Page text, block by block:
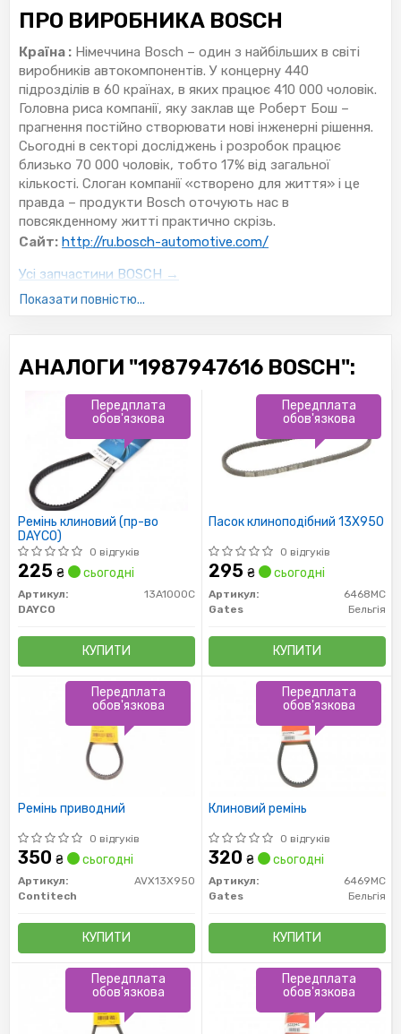
ПРО ВИРОБНИКА BOSCH
Країна : Німеччина Bosch – один з найбільших в світі
виробників автокомпонентів. У концерну 440
підрозділів в 60 країнах, в яких працює 410 000 чоловік.
Головна риса компанії, яку заклав ще Роберт Бош –
прагнення постійно створювати нові інженерні рішення.
Сьогодні в секторі досліджень і розробок працює
близько 70 000 чоловік, тобто 17% від загальної
кількості. Слоган компанії «створено для життя» і це
правда – продукти Bosch оточують нас в
повсякденному житті практично скрізь.
Сайт: http://ru.bosch-automotive.com/
Усі запчастини BOSCH →
Показати повністю...
АНАЛОГИ "1987947616 BOSCH":
Ремінь клиновий (пр-во
DAYCO)
0 відгуків
225 ₴ сьогодні
Артикул:
13A1000C
DAYCO
КУПИТИ
Передплата
обов'язкова
Пасок клиноподібний 13X950
0 відгуків
295 ₴ сьогодні
Артикул:
6468MC
Gates
Бельгія
КУПИТИ
Передплата
обов'язкова
Ремінь приводний
0 відгуків
350 ₴ сьогодні
Артикул:
AVX13X950
Contitech
КУПИТИ
Передплата
обов'язкова
Клиновий ремінь
0 відгуків
320 ₴ сьогодні
Артикул:
6469MC
Gates
Бельгія
КУПИТИ
Передплата
обов'язкова
Передплата
обов'язкова
Передплата
обов'язкова